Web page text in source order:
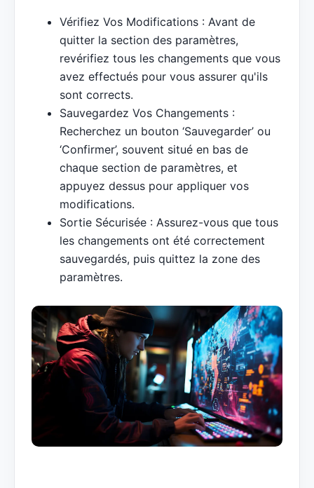
Vérifiez Vos Modifications : Avant de
quitter la section des paramètres,
revérifiez tous les changements que vous
avez effectués pour vous assurer qu'ils
sont corrects.
Sauvegardez Vos Changements :
Recherchez un bouton ‘Sauvegarder’ ou
‘Confirmer’, souvent situé en bas de
chaque section de paramètres, et
appuyez dessus pour appliquer vos
modifications.
Sortie Sécurisée : Assurez-vous que tous
les changements ont été correctement
sauvegardés, puis quittez la zone des
paramètres.